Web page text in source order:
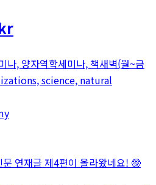
나, 양자역학세미나, 책새벽(월~금
science, natural
연재글 제4편이 올라왔네요! 🤓